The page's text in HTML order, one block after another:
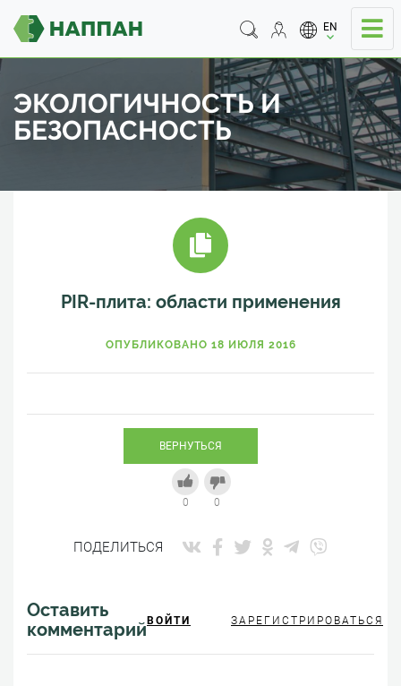
EN
ЭКОЛОГИЧНОСТЬ И
БЕЗОПАСНОСТЬ
PIR-плита: области применения
ОПУБЛИКОВАНО 18 ИЮЛЯ 2016
ВЕРНУТЬСЯ
0 0
ПОДЕЛИТЬСЯ
Оставить
комментарийВОЙТИ ЗАРЕГИСТРИРОВАТЬСЯ